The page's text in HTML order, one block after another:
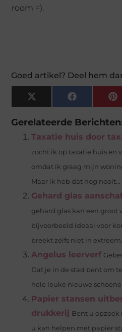
room =).
Goed artikel? Deel hem
X
(Twitter)
Facebook
Gerelateerde
Taxatie huis door
zocht ik op taxatie huis en
omdat ik graag mijn
Maar ik heb dat nog nooit...
Gehard glas
gehard glas kan een groot
bijvoorbeeld ideaal voor
breekt zelfs niet in
Angelus leerverf
Dat je in de stad bent om
hele leuke nieuwe
Papier stansen
drukkerij Bent u
u kan helpen met papier